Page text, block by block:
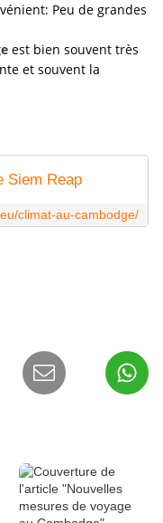
Peu de grandes
est bien souvent très
et souvent la
Siem Reap
climat-au-cambodge/